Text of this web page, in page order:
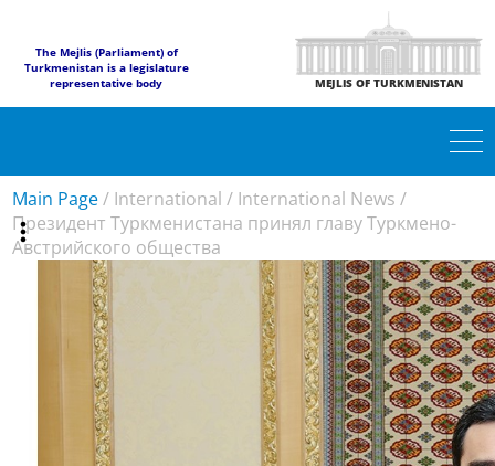
The Mejlis (Parliament) of
Turkmenistan is a legislature
representative body
MEJLIS OF TURKMENISTAN
Main Page/ International / International News /
Президент Туркменистана принял главу Туркмено-
Австрийского общества